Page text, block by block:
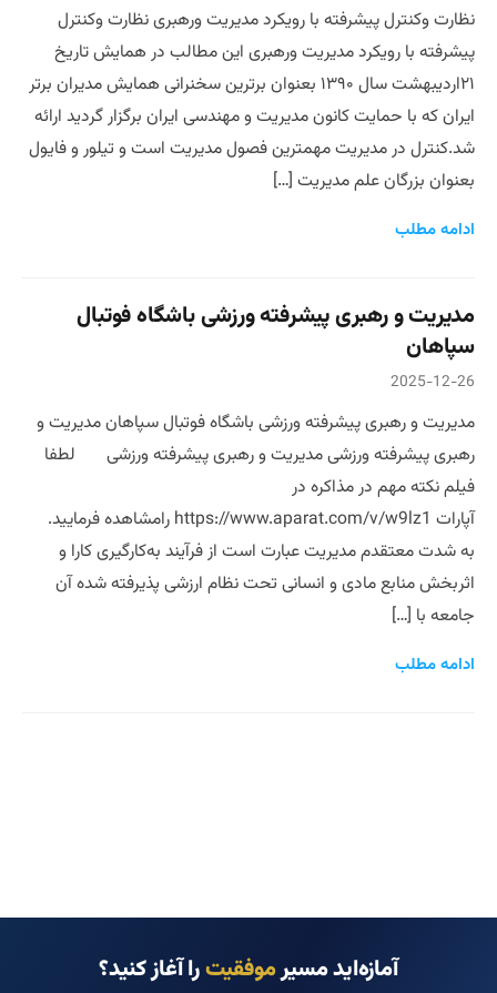
نظارت وکنترل پیشرفته با رویکرد مدیریت ورهبری نظارت وکنترل
پیشرفته با رویکرد مدیریت ورهبری این مطالب در همایش تاریخ
۲۱اردیبهشت سال ۱۳۹۰ بعنوان برترین سخنرانی همایش مدیران برتر
ایران که با حمایت کانون مدیریت و مهندسی ایران برگزار گردید ارائه
شد.کنترل در مدیریت مهمترین فصول مدیریت است و تیلور و فایول
بعنوان بزرگان علم مدیریت […]
ادامه مطلب
مدیریت و رهبری پیشرفته ورزشی باشگاه فوتبال
سپاهان
2025-12-26
مدیریت و رهبری پیشرفته ورزشی باشگاه فوتبال سپاهان مدیریت و
رهبری پیشرفته ورزشی مدیریت و رهبری پیشرفته ورزشی لطفا
فیلم نکته مهم در مذاکره در
آپارات https://www.aparat.com/v/w9lz1 رامشاهده فرمایید.
به شدت معتقدم مدیریت عبارت است از فرآیند به‌کارگیری کارا و
اثربخش منابع مادی و انسانی تحت نظام ارزشی پذیرفته شده آن
جامعه با […]
ادامه مطلب
آمازه‌اید مسیرموفقیترا آغاز کنید؟